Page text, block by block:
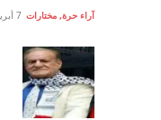
آراء حرة, مختارات 7 أبريل، 2023